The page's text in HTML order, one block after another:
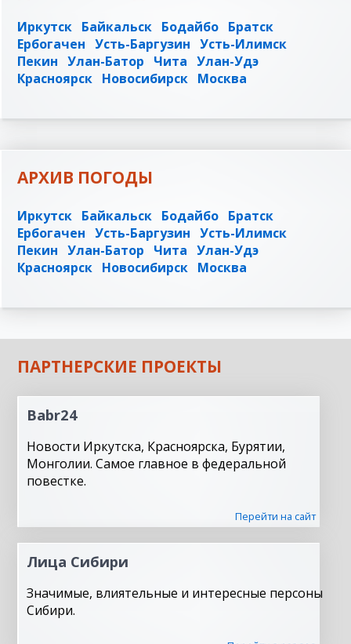
Иркутск Байкальск Бодайбо Братск
Ербогачен Усть-Баргузин Усть-Илимск
Пекин Улан-Батор Чита Улан-Удэ
Красноярск Новосибирск Москва
АРХИВ ПОГОДЫ
Иркутск Байкальск Бодайбо Братск
Ербогачен Усть-Баргузин Усть-Илимск
Пекин Улан-Батор Чита Улан-Удэ
Красноярск Новосибирск Москва
ПАРТНЕРСКИЕ ПРОЕКТЫ
Babr24
Новости Иркутска, Красноярска, Бурятии,
Монголии. Самое главное в федеральной
повестке.
Перейти на сайт
Лица Сибири
Значимые, влиятельные и интересные персоны
Сибири.